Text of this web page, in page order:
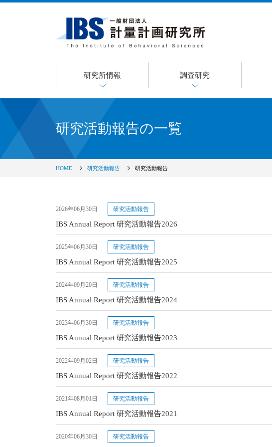
研究所情報 調査研究
研究活動報告の一覧
HOME 研究活動報告 研究活動報告
2026年06月30日 研究活動報告
IBS Annual Report 研究活動報告2026
2025年06月30日 研究活動報告
IBS Annual Report 研究活動報告2025
2024年09月20日 研究活動報告
IBS Annual Report 研究活動報告2024
2023年06月30日 研究活動報告
IBS Annual Report 研究活動報告2023
2022年09月02日 研究活動報告
IBS Annual Report 研究活動報告2022
2021年08月01日 研究活動報告
IBS Annual Report 研究活動報告2021
2020年06月30日 研究活動報告